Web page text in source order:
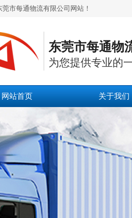
市每通物流有限公司网站！
东莞市每通物
为您提供专业的
网站首页 关于我们